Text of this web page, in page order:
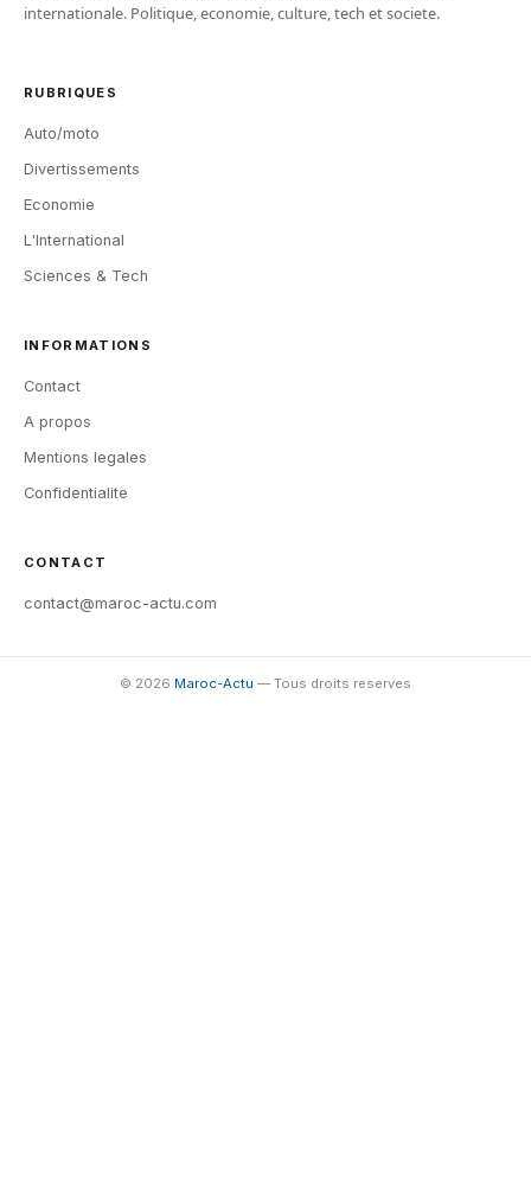
internationale. Politique, economie, culture, tech et societe.
RUBRIQUES
Auto/moto
Divertissements
Economie
L'International
Sciences & Tech
INFORMATIONS
Contact
A propos
Mentions legales
Confidentialite
CONTACT
contact@maroc-actu.com
© 2026 Maroc-Actu — Tous droits reserves